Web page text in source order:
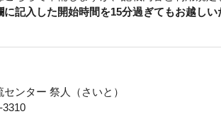
に記入した開始時間を15分過ぎてもお越し
ンター 祭人（さいと）